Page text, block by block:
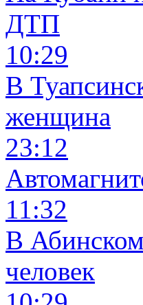
ДТП
10:29
В
женщина
23:12
11:32
В
человек